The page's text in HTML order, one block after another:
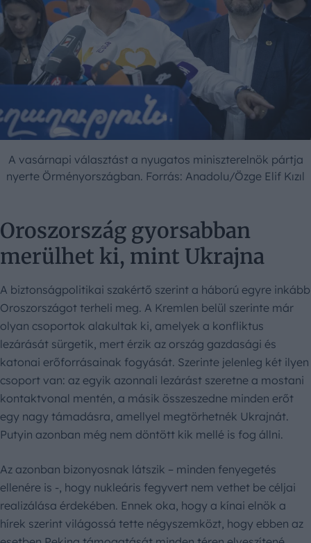
A vasárnapi választást a nyugatos miniszterelnök pártja
nyerte Örményországban. Forrás: Anadolu/Özge Elif Kızıl
Oroszország gyorsabban
merülhet ki, mint Ukrajna
A biztonságpolitikai szakértő szerint a háború egyre inkább
Oroszországot terheli meg. A Kremlen belül szerinte már
olyan csoportok alakultak ki, amelyek a konfliktus
lezárását sürgetik, mert érzik az ország gazdasági és
katonai erőforrásainak fogyását. Szerinte jelenleg két ilyen
csoport van: az egyik azonnali lezárást szeretne a mostani
kontaktvonal mentén, a másik összeszedne minden erőt
egy nagy támadásra, amellyel megtörhetnék Ukrajnát.
Putyin azonban még nem döntött kik mellé is fog állni.
Az azonban bizonyosnak látszik – minden fenyegetés
ellenére is -, hogy nukleáris fegyvert nem vethet be céljai
realizálása érdekében. Ennek oka, hogy a kínai elnök a
hírek szerint világossá tette négyszemközt, hogy ebben az